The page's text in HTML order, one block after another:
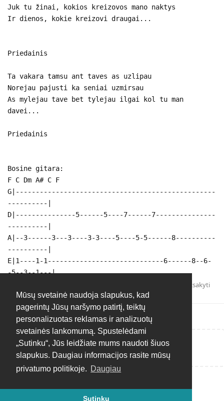
Mūsų svetainė naudoja slapukus, kad
pagerintų Jūsų naršymo patirtį, teiktų
personalizuotas reklamas ir analizuotų
svetainės lankomumą. Spustelėdami
„Sutinku“, Jūs leidžiate mums naudoti šiuos
slapukus. Daugiau informacijos rasite mūsų
privatumo politikoje. Daugiau
Sutinku
Juk tu žinai, kokios kreizovos mano naktys
Ir dienos, kokie kreizovi draugai...
Priedainis
Ta vakara tamsu ant taves as uzlipau
Norejau pajusti ka seniai uzmirsau
As mylejau tave bet tylejau ilgai kol tu man
davei...
Priedainis
Bosine gitara:
F C Dm A# C F
G|--------------------------------------------------
----------|
D|---------------5------5----7------7---------------
----------|
A|--3------3---3----3-3----5----5-5------8----------
----------|
E|1----1-1-----------------------------6------8--6-
-5--3--1---|
Atsakyti
Rašyti atsakymą...